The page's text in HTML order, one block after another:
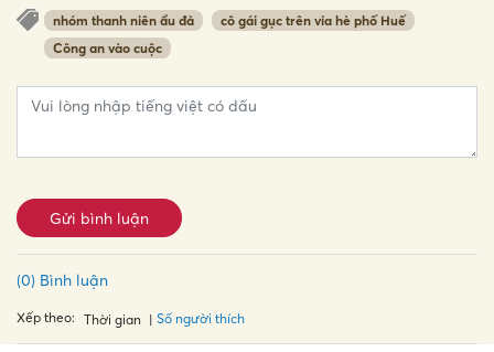
nhóm thanh niên ẩu đả
cô gái gục trên vỉa hè phố Huế
Công an vào cuộc
Gửi bình luận
(0) Bình luận
Xếp theo: Thời gian Số người thích